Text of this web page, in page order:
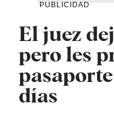
PUBLICIDAD
El juez
pero les
días